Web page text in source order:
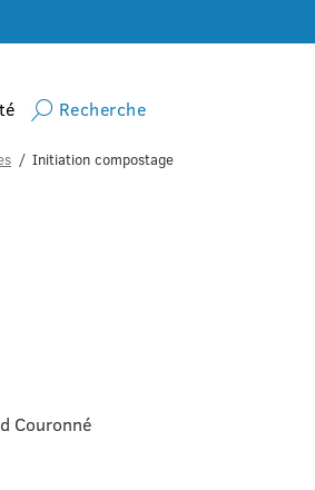
Recherche
Initiation compostage
Couronné